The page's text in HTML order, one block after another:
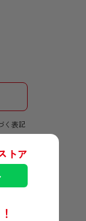
トア
く表記